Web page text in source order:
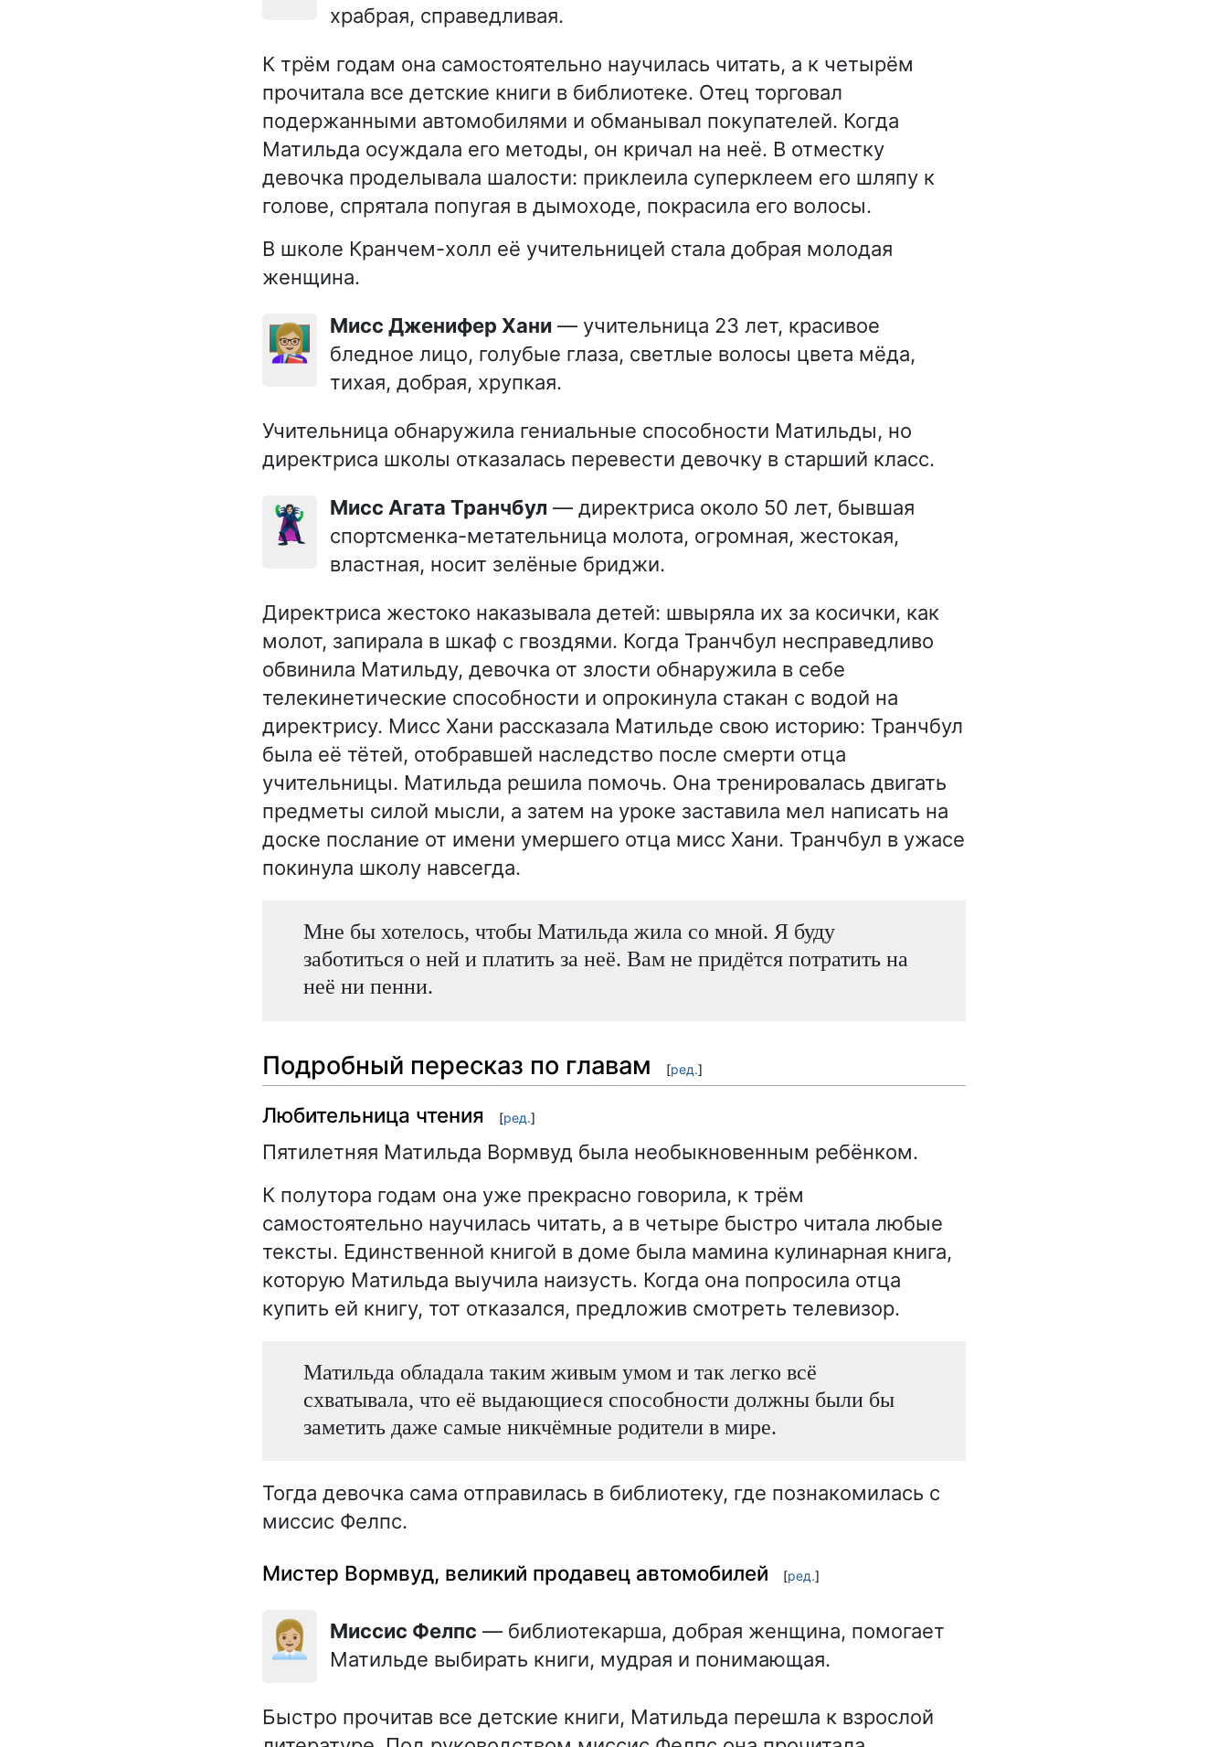
храбрая, справедливая.
К трём годам она самостоятельно научилась читать, а к четырём
прочитала все детские книги в библиотеке. Отец торговал
подержанными автомобилями и обманывал покупателей. Когда
Матильда осуждала его методы, он кричал на неё. В отместку
девочка проделывала шалости: приклеила суперклеем его шляпу к
голове, спрятала попугая в дымоходе, покрасила его волосы.
В школе Кранчем-холл её учительницей стала добрая молодая
женщина.
👩🏼‍🏫 Мисс Дженифер Хани — учительница 23 лет, красивое
бледное лицо, голубые глаза, светлые волосы цвета мёда,
тихая, добрая, хрупкая.
Учительница обнаружила гениальные способности Матильды, но
директриса школы отказалась перевести девочку в старший класс.
🦹🏻‍♀️ Мисс Агата Транчбул — директриса около 50 лет, бывшая
спортсменка-метательница молота, огромная, жестокая,
властная, носит зелёные бриджи.
Директриса жестоко наказывала детей: швыряла их за косички, как
молот, запирала в шкаф с гвоздями. Когда Транчбул несправедливо
обвинила Матильду, девочка от злости обнаружила в себе
телекинетические способности и опрокинула стакан с водой на
директрису. Мисс Хани рассказала Матильде свою историю: Транчбул
была её тётей, отобравшей наследство после смерти отца
учительницы. Матильда решила помочь. Она тренировалась двигать
предметы силой мысли, а затем на уроке заставила мел написать на
доске послание от имени умершего отца мисс Хани. Транчбул в ужасе
покинула школу навсегда.
Мне бы хотелось, чтобы Матильда жила со мной. Я буду
заботиться о ней и платить за неё. Вам не придётся потратить на
неё ни пенни.
Подробный пересказ по главам [ред.]
Любительница чтения [ред.]
Пятилетняя Матильда Вормвуд была необыкновенным ребёнком.
К полутора годам она уже прекрасно говорила, к трём
самостоятельно научилась читать, а в четыре быстро читала любые
тексты. Единственной книгой в доме была мамина кулинарная книга,
которую Матильда выучила наизусть. Когда она попросила отца
купить ей книгу, тот отказался, предложив смотреть телевизор.
Матильда обладала таким живым умом и так легко всё
схватывала, что её выдающиеся способности должны были бы
заметить даже самые никчёмные родители в мире.
Тогда девочка сама отправилась в библиотеку, где познакомилась с
миссис Фелпс.
Мистер Вормвуд, великий продавец автомобилей [ред.]
👩🏼‍💼 Миссис Фелпс — библиотекарша, добрая женщина, помогает
Матильде выбирать книги, мудрая и понимающая.
Быстро прочитав все детские книги, Матильда перешла к взрослой